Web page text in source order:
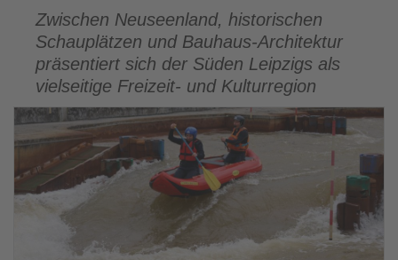
Zwischen Neuseenland, historischen
Schauplätzen und Bauhaus-Architektur
präsentiert sich der Süden Leipzigs als
vielseitige Freizeit- und Kulturregion